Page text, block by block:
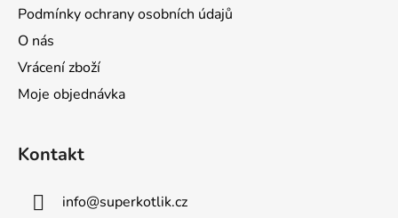
Podmínky ochrany osobních údajů
O nás
Vrácení zboží
Moje objednávka
Kontakt
info@superkotlik.cz